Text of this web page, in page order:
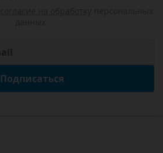
Подписаться